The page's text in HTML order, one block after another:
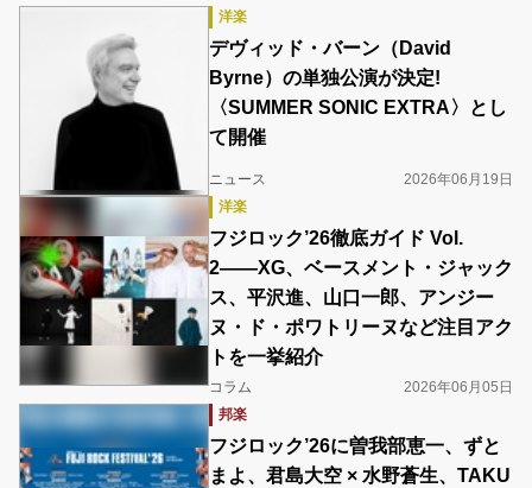
洋楽
デヴィッド・バーン（David
Byrne）の単独公演が決定!
〈SUMMER SONIC EXTRA〉とし
て開催
ニュース
2026年06月19日
洋楽
フジロック’26徹底ガイド Vol.
2――XG、ベースメント・ジャック
ス、平沢進、山口一郎、アンジー
ヌ・ド・ポワトリーヌなど注目アク
トを一挙紹介
コラム
2026年06月05日
邦楽
フジロック’26に曽我部恵一、ずと
まよ、君島大空 × 水野蒼生、TAKU